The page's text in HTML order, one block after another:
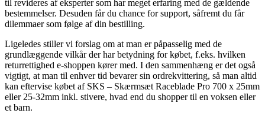
til revideres af eksperter som har meget erfaring med de gældende
bestemmelser. Desuden får du chance for support, såfremt du får
dilemmaer som følge af din bestilling.
Ligeledes stiller vi forslag om at man er påpasselig med de
grundlæggende vilkår der har betydning for købet, f.eks. hvilken
returrettighed e-shoppen kører med. I den sammenhæng er det også
vigtigt, at man til enhver tid bevarer sin ordrekvittering, så man altid
kan eftervise købet af SKS – Skærmsæt Raceblade Pro 700 x 25mm
eller 25-32mm inkl. stivere, hvad end du shopper til en voksen eller
et barn.